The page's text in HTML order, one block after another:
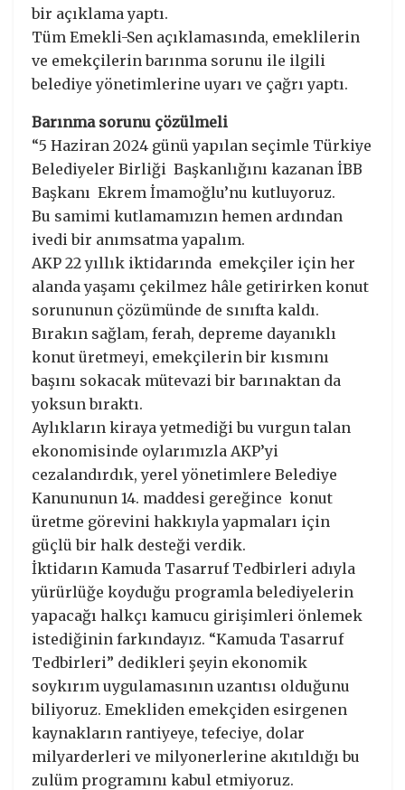
bir açıklama yaptı.
Tüm Emekli-Sen açıklamasında, emeklilerin
ve emekçilerin barınma sorunu ile ilgili
belediye yönetimlerine uyarı ve çağrı yaptı.
Barınma sorunu çözülmeli
“5 Haziran 2024 günü yapılan seçimle Türkiye
Belediyeler Birliği Başkanlığını kazanan İBB
Başkanı Ekrem İmamoğlu’nu kutluyoruz.
Bu samimi kutlamamızın hemen ardından
ivedi bir anımsatma yapalım.
AKP 22 yıllık iktidarında emekçiler için her
alanda yaşamı çekilmez hâle getirirken konut
sorununun çözümünde de sınıfta kaldı.
Bırakın sağlam, ferah, depreme dayanıklı
konut üretmeyi, emekçilerin bir kısmını
başını sokacak mütevazi bir barınaktan da
yoksun bıraktı.
Aylıkların kiraya yetmediği bu vurgun talan
ekonomisinde oylarımızla AKP’yi
cezalandırdık, yerel yönetimlere Belediye
Kanununun 14. maddesi gereğince konut
üretme görevini hakkıyla yapmaları için
güçlü bir halk desteği verdik.
İktidarın Kamuda Tasarruf Tedbirleri adıyla
yürürlüğe koyduğu programla belediyelerin
yapacağı halkçı kamucu girişimleri önlemek
istediğinin farkındayız. “Kamuda Tasarruf
Tedbirleri” dedikleri şeyin ekonomik
soykırım uygulamasının uzantısı olduğunu
biliyoruz. Emekliden emekçiden esirgenen
kaynakların rantiyeye, tefeciye, dolar
milyarderleri ve milyonerlerine akıtıldığı bu
zulüm programını kabul etmiyoruz.